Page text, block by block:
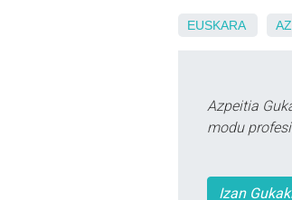
EUSKARA
Azpeitia
modu
Izan